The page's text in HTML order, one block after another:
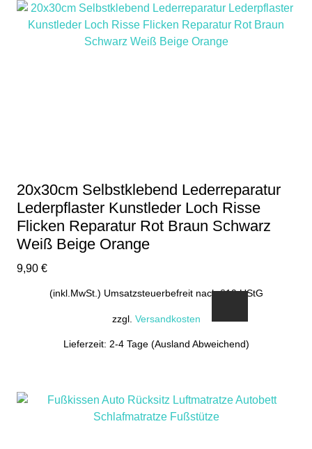
20x30cm Selbstklebend Lederreparatur
Lederpflaster Kunstleder Loch Risse
Flicken Reparatur Rot Braun Schwarz
Weiß Beige Orange
9,90 €
(inkl.MwSt.) Umsatzsteuerbefreit nach §19 UStG
zzgl. Versandkosten
Lieferzeit: 2-4 Tage (Ausland Abweichend)
weist
mehrere